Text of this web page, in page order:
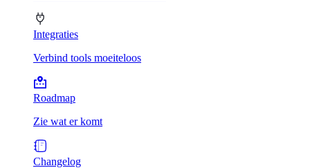
Integraties
Verbind tools moeiteloos
Roadmap
Zie wat er komt
Changelog